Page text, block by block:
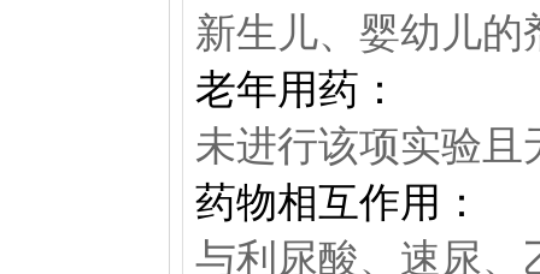
新生儿、婴幼儿
老年用药：
未进行该项实验
药物相互作用：
与利尿酸、速尿、